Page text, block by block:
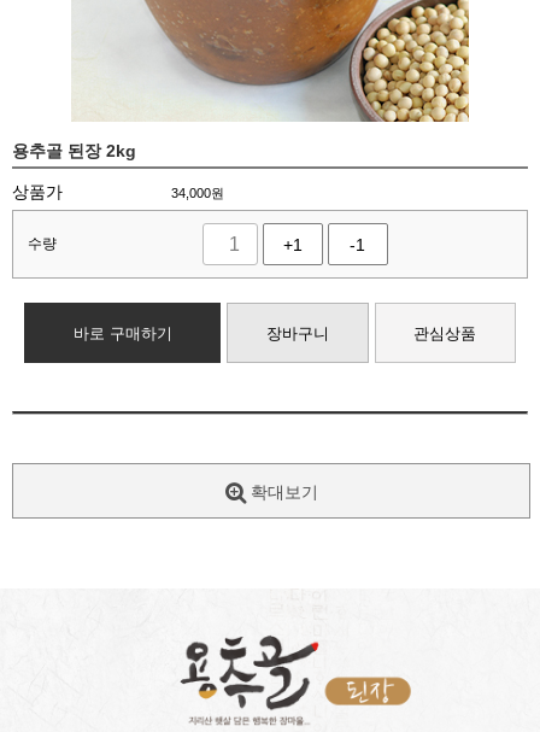
용추골 된장 2kg
상품가 34,000원
수량 +1 -1
바로 구매하기 장바구니 관심상품
확대보기